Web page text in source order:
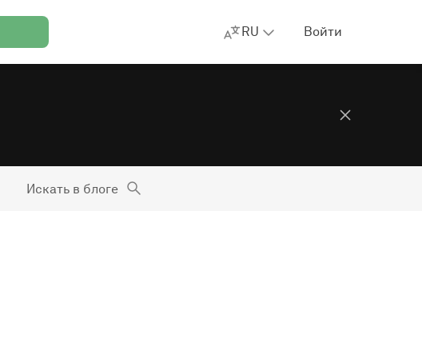
RU Войти
Искать в блоге